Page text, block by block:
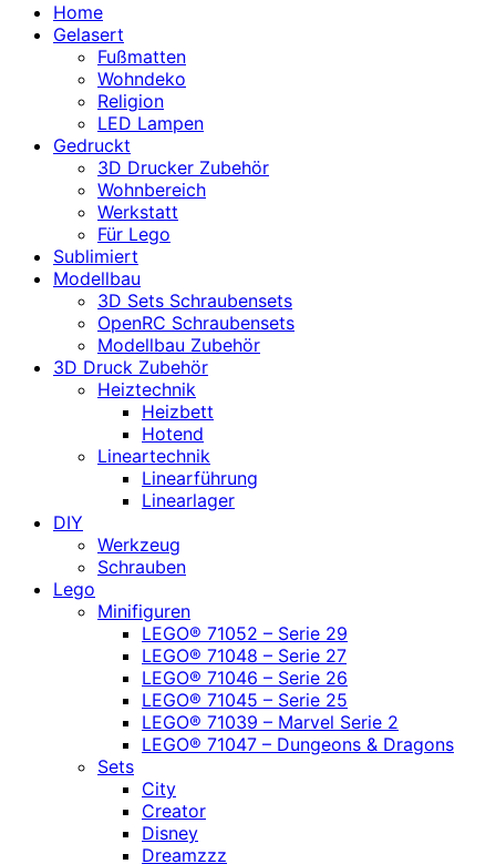
Home
Gelasert
Fußmatten
Wohndeko
Religion
LED Lampen
Gedruckt
3D Drucker Zubehör
Wohnbereich
Werkstatt
Für Lego
Sublimiert
Modellbau
3D Sets Schraubensets
OpenRC Schraubensets
Modellbau Zubehör
3D Druck Zubehör
Heiztechnik
Heizbett
Hotend
Lineartechnik
Linearführung
Linearlager
DIY
Werkzeug
Schrauben
Lego
Minifiguren
LEGO® 71052 – Serie 29
LEGO® 71048 – Serie 27
LEGO® 71046 – Serie 26
LEGO® 71045 – Serie 25
LEGO® 71039 – Marvel Serie 2
LEGO® 71047 – Dungeons & Dragons
Sets
City
Creator
Disney
Dreamzzz